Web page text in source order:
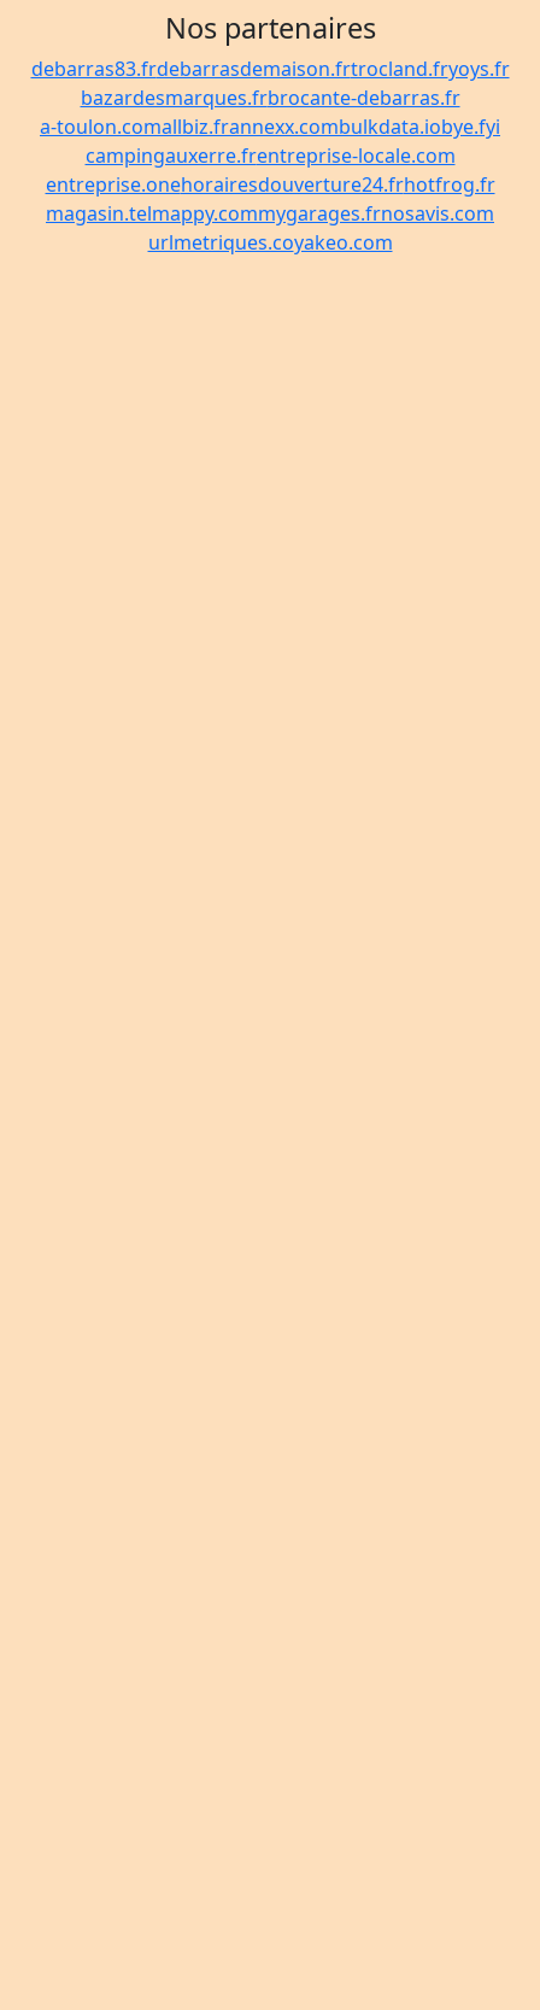
Nos partenaires
debarras83.frdebarrasdemaison.frtrocland.fryoys.fr
bazardesmarques.frbrocante-debarras.fr
a-toulon.comallbiz.frannexx.combulkdata.iobye.fyi
campingauxerre.frentreprise-locale.com
entreprise.onehorairesdouverture24.frhotfrog.fr
magasin.telmappy.commygarages.frnosavis.com
urlmetriques.coyakeo.com